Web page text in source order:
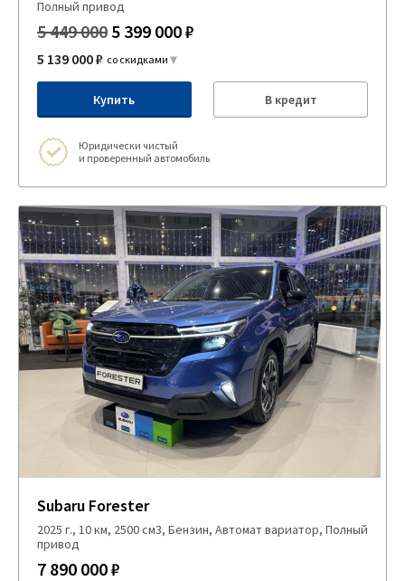
Полный привод
5 449 000 5 399 000 ₽
5 139 000 ₽ со скидками
Купить В кредит
Юридически чистый
и проверенный автомобиль
Subaru Forester
2025 г., 10 км, 2500 см3, Бензин, Автомат вариатор, Полный
привод
7 890 000 ₽